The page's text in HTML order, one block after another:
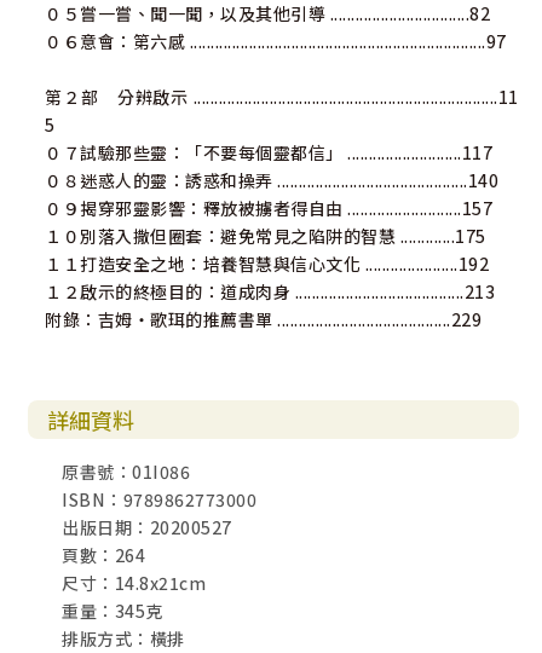
◎關於這方面的著作非常少，卻是我們必須了解的主題。展
以往，吉姆又寫出一本相信將持續教導和訓練將來世世代代
信徒的佳作，漂亮！
派翠西亞‧金／Patricia King Ministries創辦人
◎教會內需要分辨力，這實在太重要了，作者流暢地解明此
主題，把真理說得清清楚楚，深刻的啟示俯拾皆是，所提供
的工具可使信徒在屬靈分辨力和聆聽神的聲音上獲得先知性
的裝備。
西麗／田納西州納許維爾市教會副牧師
０５嘗一嘗、聞一聞，以及其他引導 .................................82
０６意會：第六感 ......................................................................97
第２部 分辨啟示 ........................................................................11
5
０７試驗那些靈：「不要每個靈都信」 ...........................117
０８迷惑人的靈：誘惑和操弄 .............................................140
０９揭穿邪靈影響：釋放被擄者得自由 ...........................157
１０別落入撒但圈套：避免常見之陷阱的智慧 .............175
１１打造安全之地：培養智慧與信心文化 ......................192
１２啟示的終極目的：道成肉身 ........................................213
附錄：吉姆‧歌珥的推薦書單 .........................................229
詳細資料
原書號：01I086
ISBN：9789862773000
出版日期：20200527
頁數：264
尺寸：14.8x21cm
重量：345克
排版方式：橫排